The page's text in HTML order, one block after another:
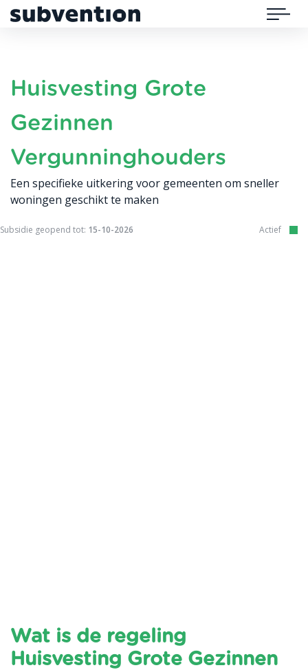
Subvention Menu
Huisvesting Grote
Gezinnen
Vergunninghouders
Subsidie geopend tot: 15-10-2026
Een specifieke uitkering voor gemeenten om sneller
woningen geschikt te maken
Actief
Wat is de regeling
Huisvesting Grote Gezinnen